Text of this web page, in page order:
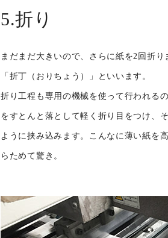
5.折り
まだまだ大きいので、さらに紙を2回折
「折丁（おりちょう）」といいます。
折り工程も専用の機械を使って行われる
をすとんと落として軽く折り目をつけ、
ように挟み込みます。こんなに薄い紙を
らためて驚き。